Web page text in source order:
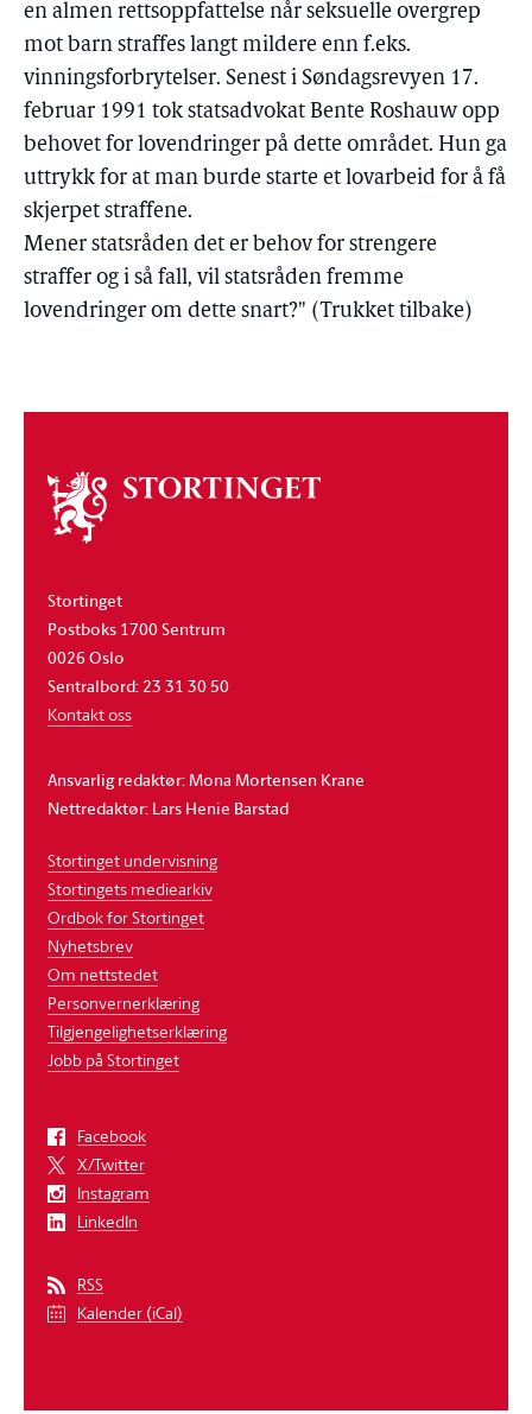
en almen rettsoppfattelse når seksuelle overgrep
mot barn straffes langt mildere enn f.eks.
vinningsforbrytelser. Senest i Søndagsrevyen 17.
februar 1991 tok statsadvokat Bente Roshauw opp
behovet for lovendringer på dette området. Hun ga
uttrykk for at man burde starte et lovarbeid for å få
skjerpet straffene.
Mener statsråden det er behov for strengere
straffer og i så fall, vil statsråden fremme
lovendringer om dette snart?" (Trukket tilbake)
Om
stortinget
Stortinget
Postboks 1700 Sentrum
0026 Oslo
Sentralbord: 23 31 30 50
Kontakt oss
Ansvarlig redaktør: Mona Mortensen Krane
Nettredaktør: Lars Henie Barstad
Stortinget undervisning
Stortingets mediearkiv
Ordbok for Stortinget
Nyhetsbrev
Om nettstedet
Personvernerklæring
Tilgjengelighetserklæring
Jobb på Stortinget
Facebook
X/Twitter
Instagram
LinkedIn
RSS
Kalender (iCal)